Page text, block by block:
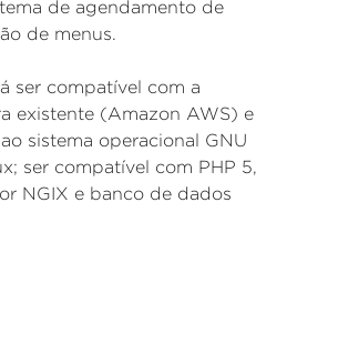
de agendamento de
de menus.
ser compatível com a
existente (Amazon AWS) e
sistema operacional GNU
ser compatível com PHP 5,
NGIX e banco de dados